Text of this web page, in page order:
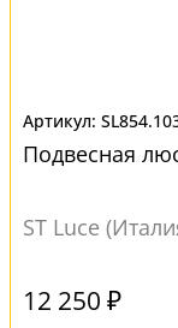
Подвесная
ST Luce
12 250 ₽